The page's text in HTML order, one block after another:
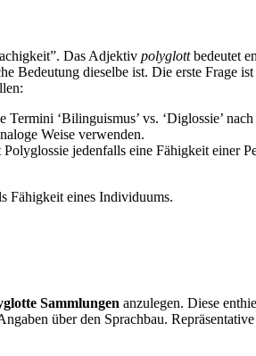
Das Adjektiv polyglottbedeutet
Bedeutung dieselbe ist. Die erste Frage
‘Bilinguismus’ vs. ‘Diglossie’
Weise verwenden.
jedenfalls eine Fähigkeit einer
Fähigkeit eines Individuums.
Sammlungen anzulegen. Diese
über den Sprachbau.